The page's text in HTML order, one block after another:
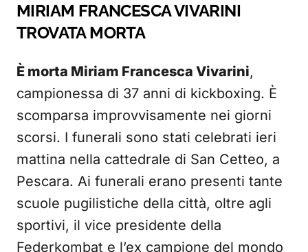
MIRIAM FRANCESCA VIVARINI
TROVATA MORTA
È morta Miriam Francesca Vivarini,
campionessa di 37 anni di kickboxing. È
scomparsa improvvisamente nei giorni
scorsi. I funerali sono stati celebrati ieri
mattina nella cattedrale di San Cetteo, a
Pescara. Ai funerali erano presenti tante
scuole pugilistiche della città, oltre agli
sportivi, il vice presidente della
Federkombat e l’ex campione del mondo